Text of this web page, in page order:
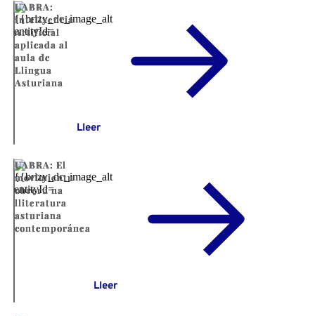
UABRA:
Intelixencia
Artificial
aplicada al
aula de
Llingua
Asturiana
Lleer
UABRA: El
movimientu
obreru na
lliteratura
asturiana
contemporánea
Lleer